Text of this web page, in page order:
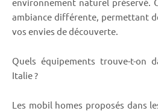
ambiance différente, permettant
vos envies de découverte.
Quels équipements trouve-t-on
Italie ?
Les mobil homes proposés dans